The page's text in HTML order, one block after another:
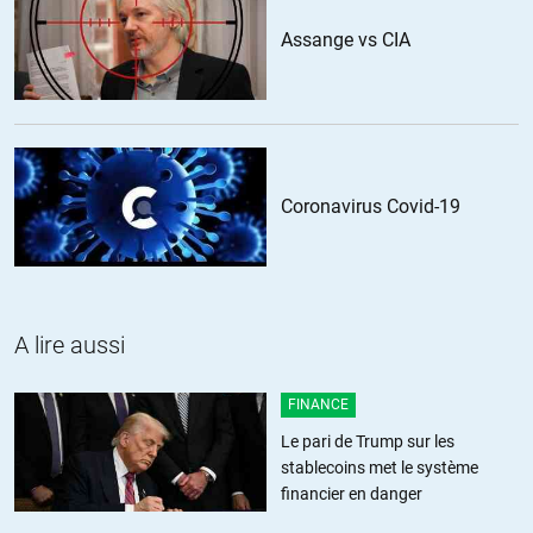
+6
RV//04.03.2023 à 15h00
Entre votre « souhait » et votre « peur » il y a la place pour toute
une panoplie d’actions coercitives dont les Nordétatsuniens
sont coutumiers.
+1
calal//
« Le dollar pour les USA est aussi vital que la souveraineté pour les
Russes »
le statut de monnaie de reserve du dollar permet de financer a
moindre cout l’armee americaine: le gouvernement us veut un char
en plus,il imprime des billets pour acheter tout ce qui est
Assange vs CIA
Coronavirus Covid-19
A lire aussi
FINANCE
Le pari de Trump sur les
stablecoins met le système
financier en danger